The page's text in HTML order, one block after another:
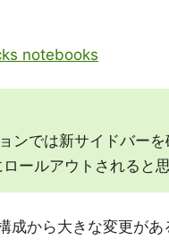
notebooks
ンでは新サイドバー
ールアウトされると思
成から大きな変更があ